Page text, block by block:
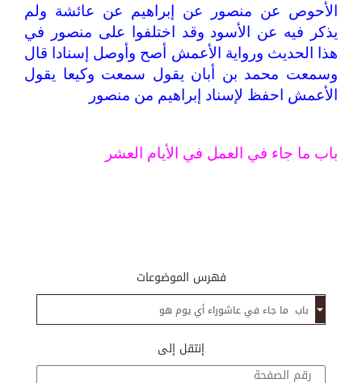
الأحوص عن منصور عن إبراهيم عن عائشة ولم
يذكر فيه عن الأسود وقد اختلفوا على منصور في
هذا الحديث ورواية الأعمش أصح وأوصل إسنادا قال
وسمعت محمد بن أبان يقول سمعت وكيعا يقول
الأعمش احفظ لإسناد إبراهيم من منصور
باب ما جاء في العمل في الأيام العشر
فهرس الموضوعات
إنتقل إلى